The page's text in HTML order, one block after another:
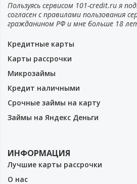
Пользуясь сервисом 101-credit.ru я
согласен с правилами пользования
гражданином РФ и мне больше 18
Кредитные карты
Карты рассрочки
Микрозаймы
Кредит наличными
Срочные займы на карту
Займы на Яндекс Деньги
ИНФОРМАЦИЯ
Лучшие карты рассрочки
О нас